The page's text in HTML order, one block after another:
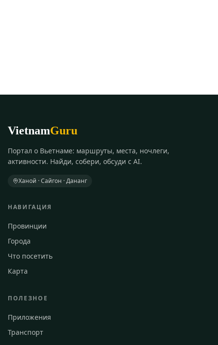
VietnamGuru
Портал о Вьетнаме: маршруты, места, ночлеги,
активности. Найди, собери, обсуди с AI.
Ханой · Сайгон · Дананг
НАВИГАЦИЯ
Провинции
Города
Что посетить
Карта
ПОЛЕЗНОЕ
Приложения
Транспорт